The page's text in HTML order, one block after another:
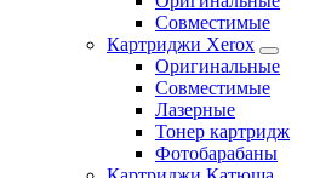
Совместимые
Картриджи Xerox
Оригинальные
Совместимые
Лазерные
Тонер картридж
Фотобарабаны